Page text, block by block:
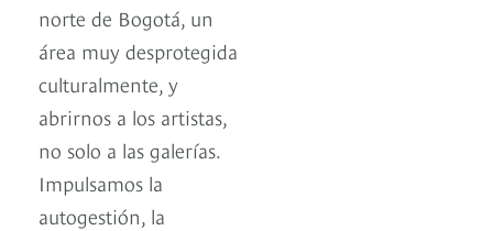
norte de Bogotá, un
área muy desprotegida
culturalmente, y
abrirnos a los artistas,
no solo a las galerías.
Impulsamos la
autogestión, la